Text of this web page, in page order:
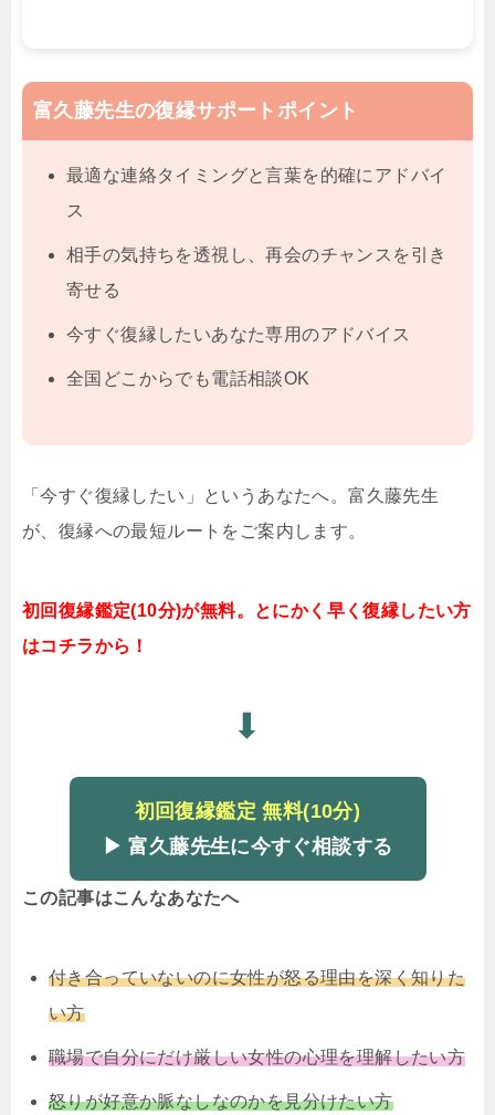
富久藤先生の復縁サポートポイント
最適な連絡タイミングと言葉を的確にアドバイ
ス
相手の気持ちを透視し、再会のチャンスを引き
寄せる
今すぐ復縁したいあなた専用のアドバイス
全国どこからでも電話相談OK
「今すぐ復縁したい」というあなたへ。富久藤先生
が、復縁への最短ルートをご案内します。
初回復縁鑑定(10分)が無料。とにかく早く復縁したい方
はコチラから！
⬇
初回復縁鑑定 無料(10分)
▶ 富久藤先生に今すぐ相談する
この記事はこんなあなたへ
付き合っていないのに女性が怒る理由を深く知りた
い方
職場で自分にだけ厳しい女性の心理を理解したい方
怒りが好意か脈なしなのかを見分けたい方